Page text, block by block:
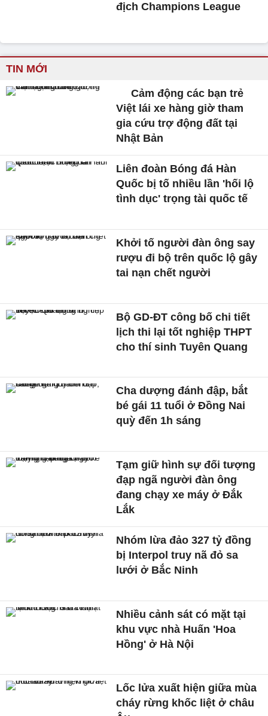
địch Champions League
TIN MỚI
Cảm động các bạn trẻ
Việt lái xe hàng giờ tham
gia cứu trợ động đất tại
Nhật Bản
Liên đoàn Bóng đá Hàn
Quốc bị tố nhiều lần 'hối lộ
tình dục' trọng tài quốc tế
Khởi tố người đàn ông say
rượu đi bộ trên quốc lộ gây
tai nạn chết người
Bộ GD-ĐT công bố chi tiết
lịch thi lại tốt nghiệp THPT
cho thí sinh Tuyên Quang
Cha dượng đánh đập, bắt
bé gái 11 tuổi ở Đồng Nai
quỳ đến 1h sáng
Tạm giữ hình sự đối tượng
đạp ngã người đàn ông
đang chạy xe máy ở Đắk
Lắk
Nhóm lừa đảo 327 tỷ đồng
bị Interpol truy nã đỏ sa
lưới ở Bắc Ninh
Nhiều cảnh sát có mặt tại
khu vực nhà Huấn 'Hoa
Hồng' ở Hà Nội
Lốc lửa xuất hiện giữa mùa
cháy rừng khốc liệt ở châu